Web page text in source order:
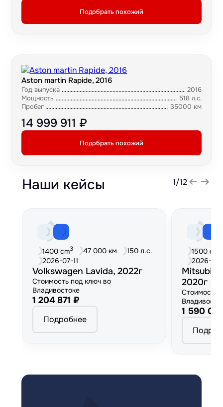
Подобрать похожий
Aston martin Rapide, 2016
Год выпуска
2016
Мощность
518 л.с.
Пробег
35000 км
14 999 911 ₽
Подобрать похожий
Наши кейсы 1/12
1400 cm3 47 000 км
150 л.с.
2026-07-11
Volkswagen Lavida, 2022г
Стоимость под ключ во
Владивостоке
1 204 871 ₽
Подробнее
1500 cm
2026-
2020г
Стоимость
1 590